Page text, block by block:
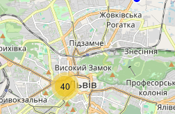
Забезпечте собі
грошей з Банкомати Атмосфера
40